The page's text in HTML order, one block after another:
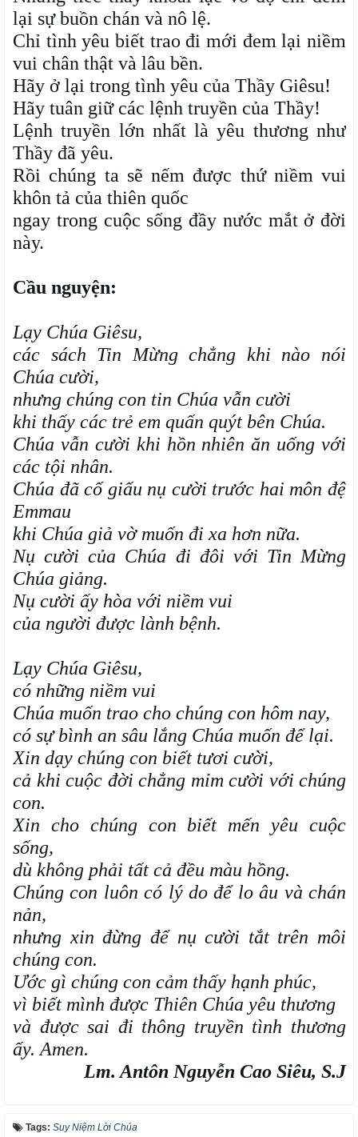
lại sự buồn chán và nô lệ.
Chỉ tình yêu biết trao đi mới đem lại niềm
vui chân thật và lâu bền.
Hãy ở lại trong tình yêu của Thầy Giêsu!
Hãy tuân giữ các lệnh truyền của Thầy!
Lệnh truyền lớn nhất là yêu thương như
Thầy đã yêu.
Rồi chúng ta sẽ nếm được thứ niềm vui
khôn tả của thiên quốc
ngay trong cuộc sống đầy nước mắt ở đời
này.
Cầu nguyện:
Lạy Chúa Giêsu,
các sách Tin Mừng chẳng khi nào nói
Chúa cười,
nhưng chúng con tin Chúa vẫn cười
khi thấy các trẻ em quấn quýt bên Chúa.
Chúa vẫn cười khi hồn nhiên ăn uống với
các tội nhân.
Chúa đã cố giấu nụ cười trước hai môn đệ
Emmau
khi Chúa giả vờ muốn đi xa hơn nữa.
Nụ cười của Chúa đi đôi với Tin Mừng
Chúa giảng.
Nụ cười ấy hòa với niềm vui
của người được lành bệnh.
Lạy Chúa Giêsu,
có những niềm vui
Chúa muốn trao cho chúng con hôm nay,
có sự bình an sâu lắng Chúa muốn để lại.
Xin dạy chúng con biết tươi cười,
cả khi cuộc đời chẳng mỉm cười với chúng
con.
Xin cho chúng con biết mến yêu cuộc
sống,
dù không phải tất cả đều màu hồng.
Chúng con luôn có lý do để lo âu và chán
nản,
nhưng xin đừng để nụ cười tắt trên môi
chúng con.
Ước gì chúng con cảm thấy hạnh phúc,
vì biết mình được Thiên Chúa yêu thương
và được sai đi thông truyền tình thương
ấy. Amen.
Lm. Antôn Nguyễn Cao Siêu, S.J
Tags: Suy Niệm Lời Chúa